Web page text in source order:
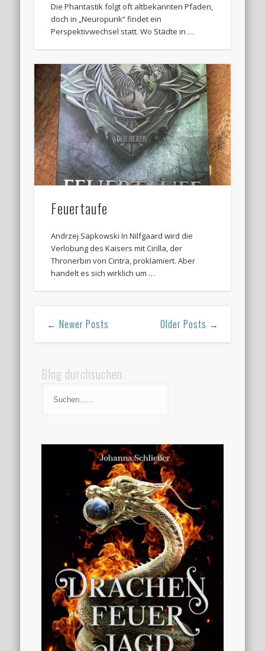
Die Phantastik folgt oft altbekannten Pfaden,
doch in „Neuropunk“ findet ein
Perspektivwechsel statt. Wo Städte in …
Feuertaufe
Andrzej Sapkowski In Nilfgaard wird die
Verlobung des Kaisers mit Cirilla, der
Thronerbin von Cintra, proklamiert. Aber
handelt es sich wirklich um …
← Newer Posts Older Posts →
Blog durchsuchen